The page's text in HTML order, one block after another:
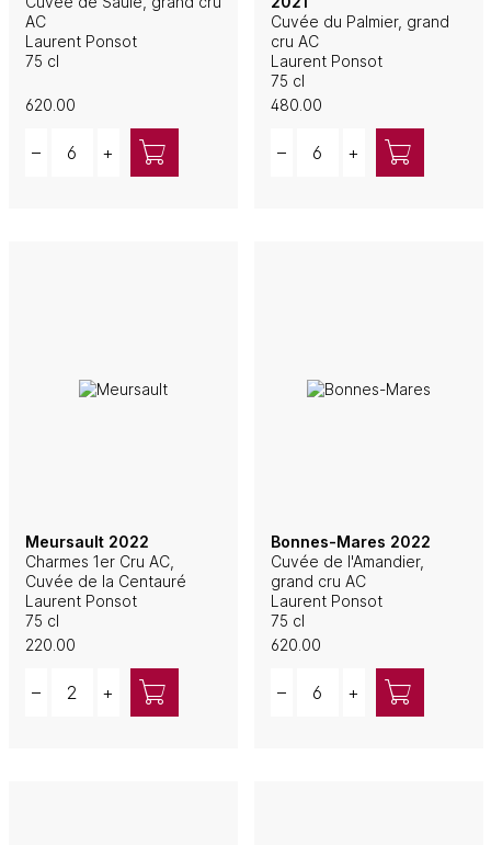
AC
Laurent Ponsot
75 cl
620.00
– +
Cuvée du Palmier, grand
cru AC
Laurent Ponsot
75 cl
480.00
– +
Meursault 2022
Charmes 1er Cru AC,
Cuvée de la Centauré
Laurent Ponsot
75 cl
220.00
– +
Bonnes-Mares 2022
Cuvée de l'Amandier,
grand cru AC
Laurent Ponsot
75 cl
620.00
– +